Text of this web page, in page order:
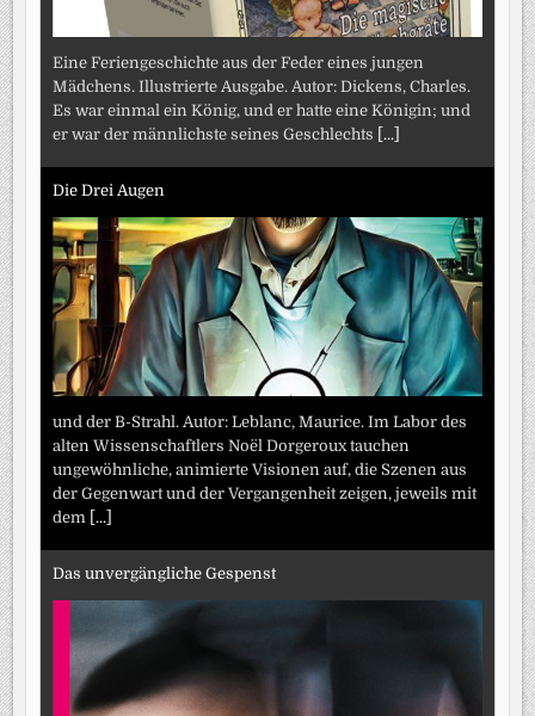
Eine Feriengeschichte aus der Feder eines jungen
Mädchens. Illustrierte Ausgabe. Autor: Dickens, Charles.
Es war einmal ein König, und er hatte eine Königin; und
er war der männlichste seines Geschlechts [...]
Die Drei Augen
und der B-Strahl. Autor: Leblanc, Maurice. Im Labor des
alten Wissenschaftlers Noël Dorgeroux tauchen
ungewöhnliche, animierte Visionen auf, die Szenen aus
der Gegenwart und der Vergangenheit zeigen, jeweils mit
dem [...]
Das unvergängliche Gespenst